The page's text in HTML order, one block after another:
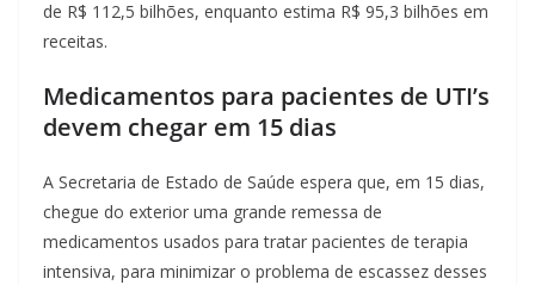
de R$ 112,5 bilhões, enquanto estima R$ 95,3 bilhões em
receitas.
Medicamentos para pacientes de UTI’s
devem chegar em 15 dias
A Secretaria de Estado de Saúde espera que, em 15 dias,
chegue do exterior uma grande remessa de
medicamentos usados para tratar pacientes de terapia
intensiva, para minimizar o problema de escassez desses